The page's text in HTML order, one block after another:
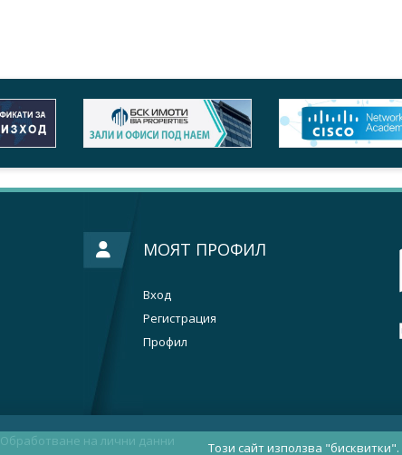
МОЯТ ПРОФИЛ
Вход
Регистрация
Профил
Oбработване на лични данни Този сайт използва "бисквитки".